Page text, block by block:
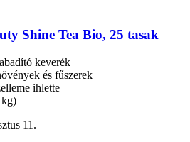
Shine Tea Bio, 25 tasak
keverék
és fűszerek
ihlette
11.